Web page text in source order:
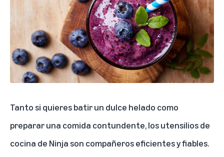
Tanto si quieres batir un dulce helado como
preparar una comida contundente, los utensilios de
cocina de Ninja son compañeros eficientes y fiables.